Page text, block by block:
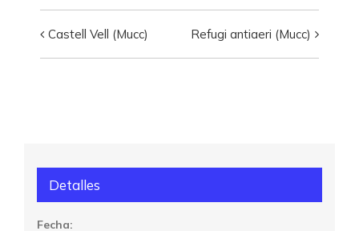
Navegación
del
Castell Vell (Mucc) Refugi antiaeri (Mucc)
Detalles
Fecha: